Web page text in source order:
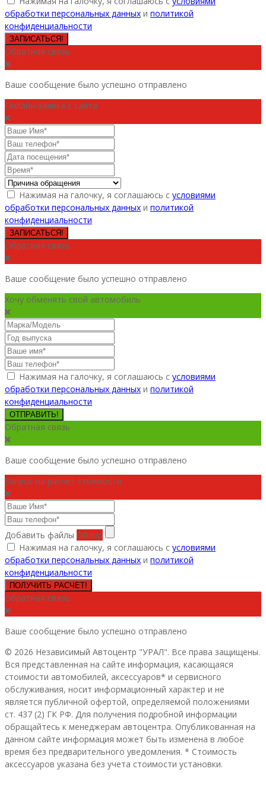
обработки персональных данных и политикой
конфиденциальности
ЗАПИСАТЬСЯ!
Обратная связь
Ваше сообщение было успешно отправлено
Онлайн-заявка с сайта
Нажимая на галочку, я соглашаюсь с условиями
обработки персональных данных и политикой
конфиденциальности
ЗАПИСАТЬСЯ!
Обратная связь
Ваше сообщение было успешно отправлено
Хочу обменять свой автомобиль
Нажимая на галочку, я соглашаюсь с условиями
обработки персональных данных и политикой
конфиденциальности
ОТПРАВИТЬ!
Обратная связь
Ваше сообщение было успешно отправлено
Запрос на расчет стоимости
Добавить файлы Обзор
Нажимая на галочку, я соглашаюсь с условиями
обработки персональных данных и политикой
конфиденциальности
ПОЛУЧИТЬ РАСЧЕТ!
Обратная связь
Ваше сообщение было успешно отправлено
© 2026 Независимый Автоцентр "УРАЛ". Все права защищены.
Вся представленная на сайте информация, касающаяся
стоимости автомобилей, аксессуаров* и сервисного
обслуживания, носит информационный характер и не
является публичной офертой, определяемой положениями
ст. 437 (2) ГК РФ. Для получения подробной информации
обращайтесь к менеджерам автоцентра. Опубликованная на
данном сайте информация может быть изменена в любое
время без предварительного уведомления. * Стоимость
аксессуаров указана без учета стоимости установки.